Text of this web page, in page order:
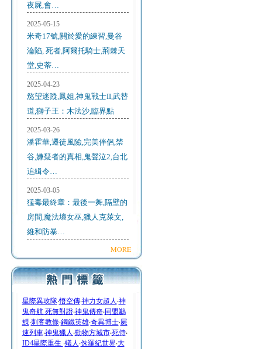
夜屍,會…
2025-05-15
米奇17號,關於愛的練習,曼谷
淪陷, 死者,阿爾托騎士,荊棘天
堂,史蒂…
2025-04-23
慾望迷蹤,鳳姐,神鬼戰士II,武替
道,獅子王：木法沙,臨界點
2025-03-26
潘霍華,遷徒風險,完美伴侶,禁
谷,嫌疑者的真相,鬼聲泣2,台北
追緝令…
2025-03-05
猛毒最終章：最後一舞,隔壁的
房間,魔法壞女巫,獵人克萊文,
維和防暴…
MORE
星際異攻隊‧悟空傳‧神力女超人 ‧神
鬼奇航 死無對證‧神鬼傳奇‧同盟鶼
鰈‧刺客教條‧鋼鐵英雄‧奇異博士‧屍
速列車‧神鬼獵人 ‧動物方城市‧死侍‧
ID4星際重生 ‧蟻人 ‧侏羅紀世界‧大